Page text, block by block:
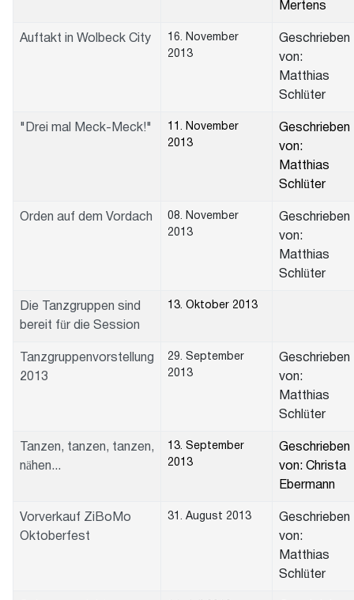
Mertens
Auftakt in Wolbeck City
16. November
2013
Geschrieben
von:
Matthias
Schlüter
"Drei mal Meck-Meck!"
11. November
2013
Geschrieben
von:
Matthias
Schlüter
Orden auf dem Vordach
08. November
2013
Geschrieben
von:
Matthias
Schlüter
Die Tanzgruppen sind
bereit für die Session
13. Oktober 2013
Tanzgruppenvorstellung
2013
29. September
2013
Geschrieben
von:
Matthias
Schlüter
Tanzen, tanzen, tanzen,
nähen...
13. September
2013
Geschrieben
von: Christa
Ebermann
Vorverkauf ZiBoMo
Oktoberfest
31. August 2013
Geschrieben
von:
Matthias
Schlüter